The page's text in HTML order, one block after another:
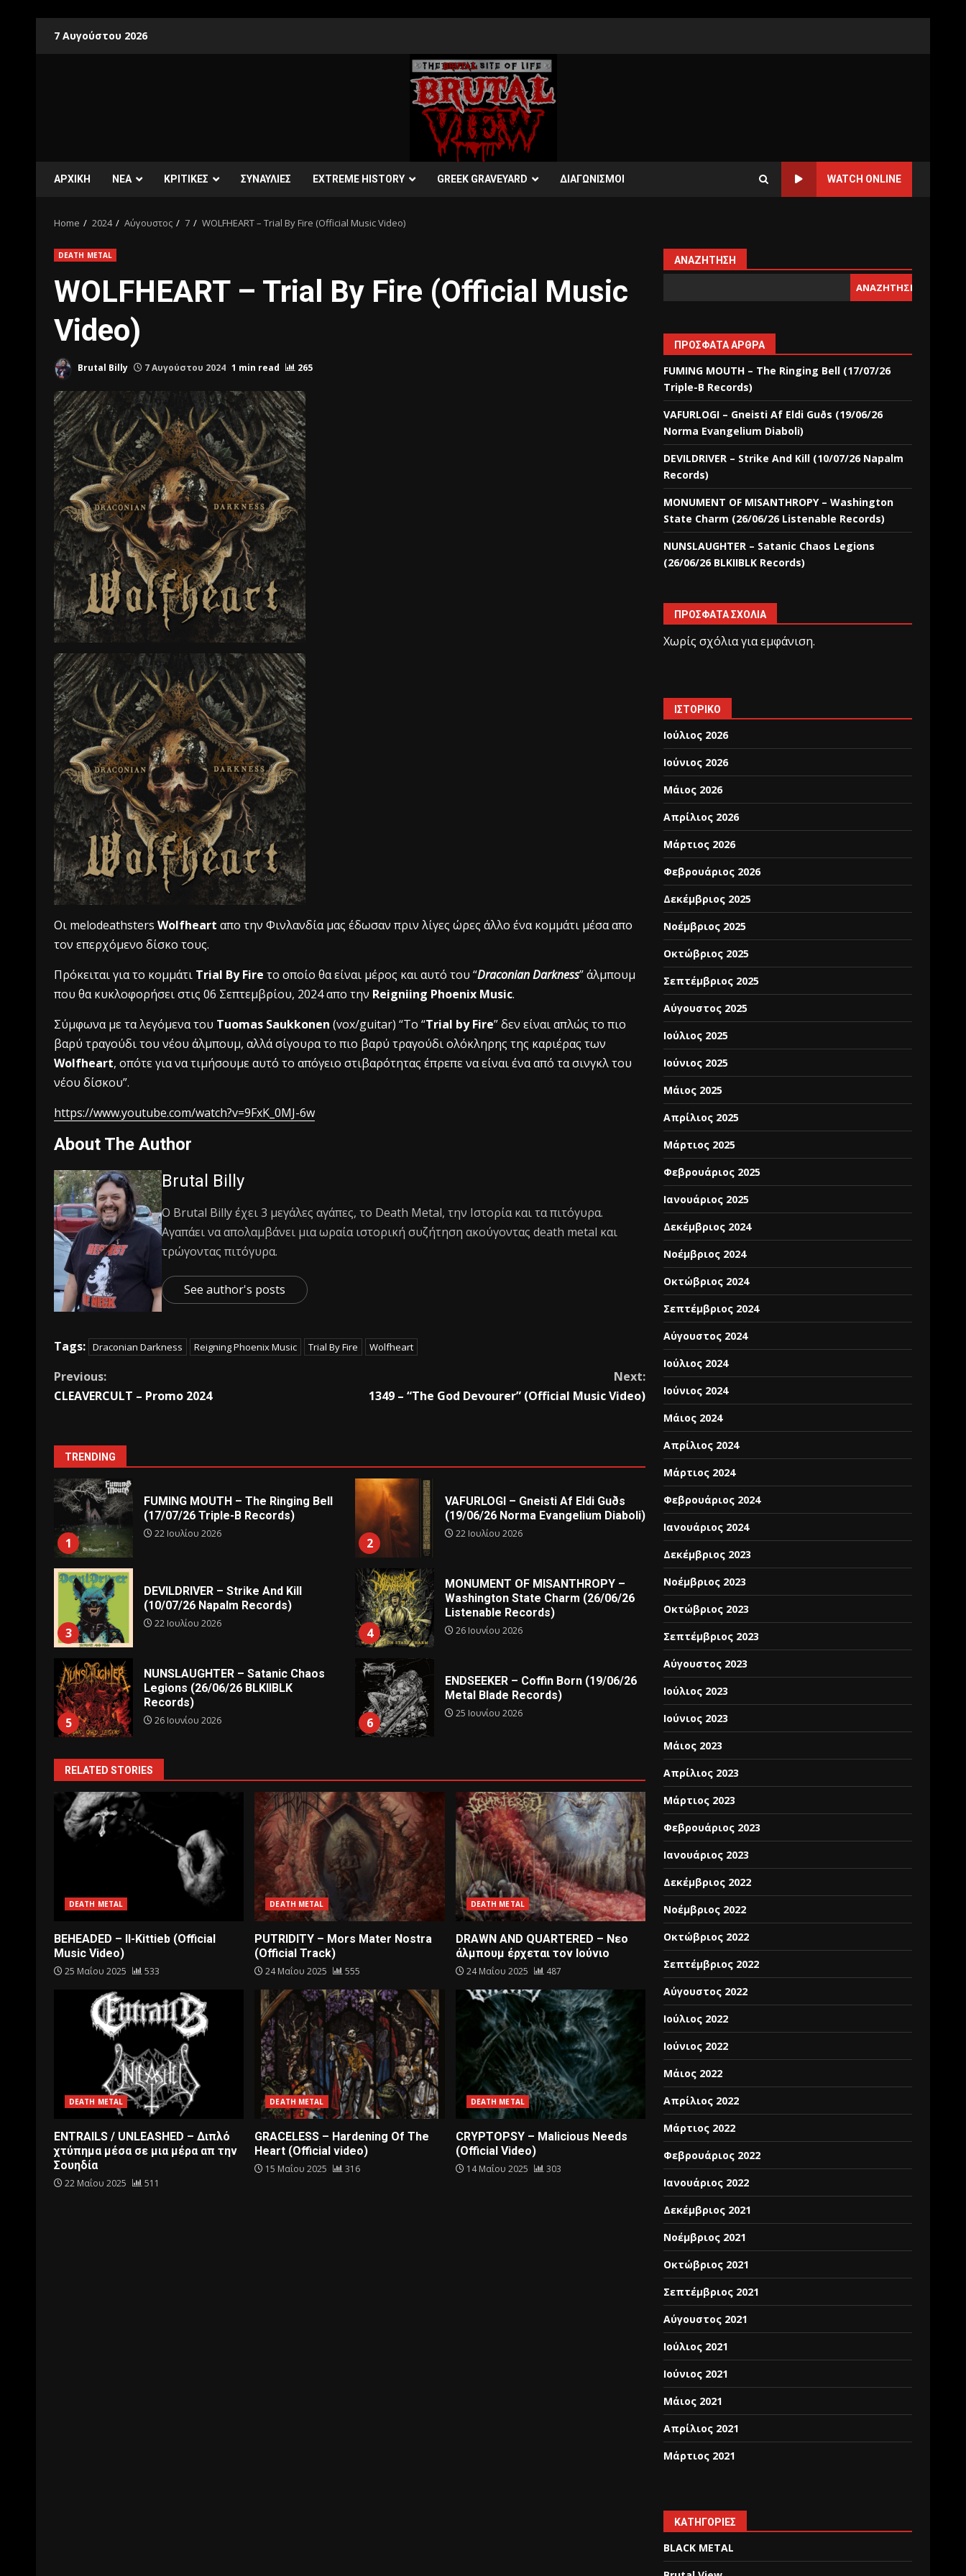
7 Αυγούστου 2026
ΑΡΧΙΚΗ ΝΕΑ ΚΡΙΤΙΚΕΣ ΣΥΝΑΥΛΙΕΣ EXTREME HISTORY GREEK GRAVEYARD ΔΙΑΓΩΝΙΣΜΟΙ WATCH ONLINE
Home 2024 Αύγουστος 7 WOLFHEART – Trial By Fire (Official Music Video)
DEATH METAL
WOLFHEART – Trial By Fire (Official Music
Video)
Brutal Billy 7 Αυγούστου 2024 1 min read 265
Oι melodeathsters Wolfheart απο την Φινλανδία μας έδωσαν πριν λίγες ώρες άλλο ένα κομμάτι μέσα απο
τον επερχόμενο δίσκο τους.
Πρόκειται για το κομμάτι Trial By Fire το οποίο θα είναι μέρος και αυτό του “Draconian Darkness” άλμπουμ
που θα κυκλοφορήσει στις 06 Σεπτεμβρίου, 2024 απο την Reigniing Phoenix Music.
Σύμφωνα με τα λεγόμενα του Τuomas Saukkonen (vox/guitar) “Το “Trial by Fire” δεν είναι απλώς το πιο
βαρύ τραγούδι του νέου άλμπουμ, αλλά σίγουρα το πιο βαρύ τραγούδι ολόκληρης της καριέρας των
Wolfheart, οπότε για να τιμήσουμε αυτό το απόγειο στιβαρότητας έπρεπε να είναι ένα από τα σινγκλ του
νέου δίσκου”.
https://www.youtube.com/watch?v=9FxK_0MJ-6w
About The Author
Brutal Billy
Ο Βrutal Βilly έχει 3 μεγάλες αγάπες, το Death Metal, την Ιστορία και τα πιτόγυρα.
Αγαπάει να απολαμβάνει μια ωραία ιστορική συζήτηση ακούγοντας death metal και
τρώγοντας πιτόγυρα.
See author's posts
Tags: Draconian Darkness Reigning Phoenix Music Trial By Fire Wolfheart
Previous:
CLEAVERCULT – Promo 2024
Next:
1349 – “The God Devourer” (Official Music Video)
TRENDING
1
FUMING MOUTH – The Ringing Bell
(17/07/26 Triple-B Records)
22 Ιουλίου 2026
2
VAFURLOGI – Gneisti Af Eldi Guðs
(19/06/26 Norma Evangelium Diaboli)
22 Ιουλίου 2026
3
DEVILDRIVER – Strike And Kill
(10/07/26 Napalm Records)
22 Ιουλίου 2026
4
MONUMENT OF MISANTHROPY –
Washington State Charm (26/06/26
Listenable Records)
26 Ιουνίου 2026
5
NUNSLAUGHTER – Satanic Chaos
Legions (26/06/26 BLKIIBLK
Records)
26 Ιουνίου 2026 6
ENDSEEKER – Coffin Born (19/06/26
Metal Blade Records)
25 Ιουνίου 2026
RELATED STORIES
DEATH METAL
BEHEADED – Il-Kittieb (Official
Music Video)
25 Μαΐου 2025 533
DEATH METAL
PUTRIDITY – Mors Mater Nostra
(Official Track)
24 Μαΐου 2025 555
DEATH METAL
DRAWN AND QUARTERED – Nεο
άλμπουμ έρχεται τον Ιούνιο
24 Μαΐου 2025 487
DEATH METAL
ENTRAILS / UNLEASHED – Διπλό
χτύπημα μέσα σε μια μέρα απ την
Σουηδία
22 Μαΐου 2025 511
DEATH METAL
GRACELESS – Hardening Of The
Heart (Official video)
15 Μαΐου 2025 316
DEATH METAL
CRYPTOPSY – Malicious Needs
(Official Video)
14 Μαΐου 2025 303
ΑΝΑΖΉΤΗΣΗ
ΑΝΑΖΉΤΗΣΗ
ΠΡΌΣΦΑΤΑ ΆΡΘΡΑ
FUMING MOUTH – The Ringing Bell (17/07/26
Triple-B Records)
VAFURLOGI – Gneisti Af Eldi Guðs (19/06/26
Norma Evangelium Diaboli)
DEVILDRIVER – Strike And Kill (10/07/26 Napalm
Records)
MONUMENT OF MISANTHROPY – Washington
State Charm (26/06/26 Listenable Records)
NUNSLAUGHTER – Satanic Chaos Legions
(26/06/26 BLKIIBLK Records)
ΠΡΌΣΦΑΤΑ ΣΧΌΛΙΑ
Χωρίς σχόλια για εμφάνιση.
ΙΣΤΟΡΙΚΌ
Ιούλιος 2026
Ιούνιος 2026
Μάιος 2026
Απρίλιος 2026
Μάρτιος 2026
Φεβρουάριος 2026
Δεκέμβριος 2025
Νοέμβριος 2025
Οκτώβριος 2025
Σεπτέμβριος 2025
Αύγουστος 2025
Ιούλιος 2025
Ιούνιος 2025
Μάιος 2025
Απρίλιος 2025
Μάρτιος 2025
Φεβρουάριος 2025
Ιανουάριος 2025
Δεκέμβριος 2024
Νοέμβριος 2024
Οκτώβριος 2024
Σεπτέμβριος 2024
Αύγουστος 2024
Ιούλιος 2024
Ιούνιος 2024
Μάιος 2024
Απρίλιος 2024
Μάρτιος 2024
Φεβρουάριος 2024
Ιανουάριος 2024
Δεκέμβριος 2023
Νοέμβριος 2023
Οκτώβριος 2023
Σεπτέμβριος 2023
Αύγουστος 2023
Ιούλιος 2023
Ιούνιος 2023
Μάιος 2023
Απρίλιος 2023
Μάρτιος 2023
Φεβρουάριος 2023
Ιανουάριος 2023
Δεκέμβριος 2022
Νοέμβριος 2022
Οκτώβριος 2022
Σεπτέμβριος 2022
Αύγουστος 2022
Ιούλιος 2022
Ιούνιος 2022
Μάιος 2022
Απρίλιος 2022
Μάρτιος 2022
Φεβρουάριος 2022
Ιανουάριος 2022
Δεκέμβριος 2021
Νοέμβριος 2021
Οκτώβριος 2021
Σεπτέμβριος 2021
Αύγουστος 2021
Ιούλιος 2021
Ιούνιος 2021
Μάιος 2021
Απρίλιος 2021
Μάρτιος 2021
KΑΤΗΓΟΡΊΕΣ
BLACK METAL